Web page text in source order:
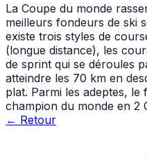
La Coupe du monde
meilleurs fondeurs de ski
existe trois styles de
(longue distance), les
de sprint qui se déroules
atteindre les 70 km en
plat. Parmi les adeptes,
champion du monde en 2
← Retour